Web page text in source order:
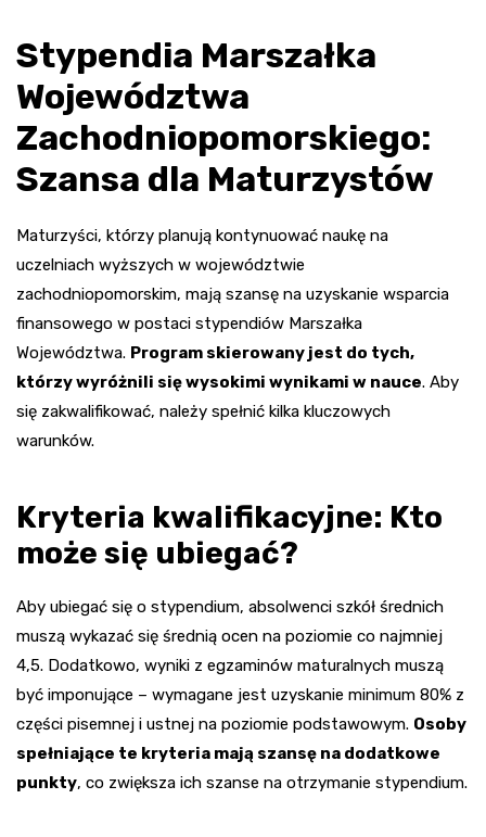
Stypendia Marszałka
Województwa
Zachodniopomorskiego:
Szansa dla Maturzystów
Maturzyści, którzy planują kontynuować naukę na
uczelniach wyższych w województwie
zachodniopomorskim, mają szansę na uzyskanie wsparcia
finansowego w postaci stypendiów Marszałka
Województwa. Program skierowany jest do tych,
którzy wyróżnili się wysokimi wynikami w nauce. Aby
się zakwalifikować, należy spełnić kilka kluczowych
warunków.
Kryteria kwalifikacyjne: Kto
może się ubiegać?
Aby ubiegać się o stypendium, absolwenci szkół średnich
muszą wykazać się średnią ocen na poziomie co najmniej
4,5. Dodatkowo, wyniki z egzaminów maturalnych muszą
być imponujące – wymagane jest uzyskanie minimum 80% z
części pisemnej i ustnej na poziomie podstawowym. Osoby
spełniające te kryteria mają szansę na dodatkowe
punkty, co zwiększa ich szanse na otrzymanie stypendium.